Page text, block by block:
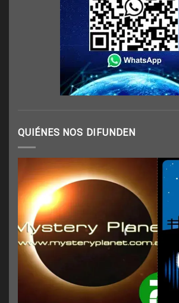
QUIÉNES NOS DIFUNDEN